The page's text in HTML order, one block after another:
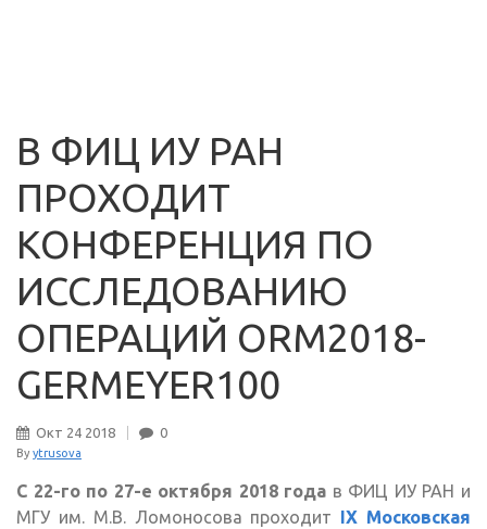
В ФИЦ ИУ РАН
ПРОХОДИТ
КОНФЕРЕНЦИЯ ПО
ИССЛЕДОВАНИЮ
ОПЕРАЦИЙ ORM2018-
GERMEYER100
Окт 24 2018 0
By ytrusova
С 22-го по 27-е октября 2018 года в ФИЦ ИУ РАН и
МГУ им. М.В. Ломоносова проходит IX Московская